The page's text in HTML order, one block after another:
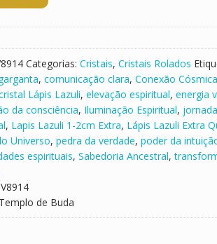
Categorias: Cristais, Cristais Rolados
, comunicação clara, Conexão Cósmica
Lápis Lazuli, elevação espiritual, energia
da consciência, Iluminação Espiritual,
, Lapis Lazuli 1-2cm Extra, Lápis Lazuli Extra
Universo, pedra da verdade, poder da
espirituais, Sabedoria Ancestral,
Templo de Buda